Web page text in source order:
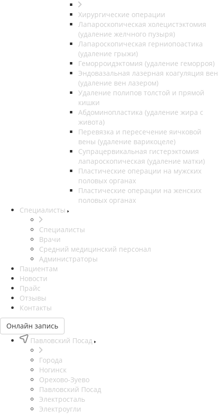
Хирургические операции
Лапароскопическая холецистэктомия
(удаление желчного пузыря)
Лапароскопическая герниопоастика
(удаление грыжи)
Геморроидэктомия (удаление геморроя)
Эндовазальная лазерная коагуляция вен
(удаление вен лазером)
Удаление полипов толстой и прямой
кишки
Абдоминопластика (удаление жира с
живота)
Перевязка и пересечение яичковой
вены (удаление варикоцеле)
Супрацервикальная гистерэктомия
лапароскопическая (удаление матки)
Пластические операции на мужских
половых органах
Пластические операции на женских
половых органах
Специалисты
Специалисты
Врачи
Средний медицинский персонал
Администраторы
Пациентам
Новости
Прайс
Отзывы
Контакты
Онлайн запись
Павловский Посад
Города
Ногинск
Орехово-Зуево
Павловский Посад
Электросталь
Электроугли